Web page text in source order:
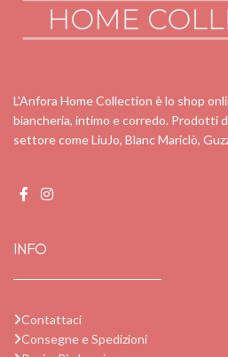
L'Anfora Home Collection è lo shop
biancheria, intimo e corredo. Prodotti
settore come LiuJo, Blanc Mariclò,
INFO
Contattaci
Consegne e Spedizioni